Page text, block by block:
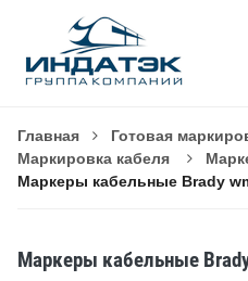
Главная
Готовая
Маркировка кабеля
Маркеры кабельные Brady
Маркеры кабельные